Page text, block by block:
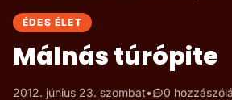
ÉDES ÉLET
Málnás túrópite
2012. június 23. szombat• 0